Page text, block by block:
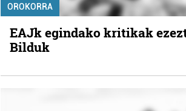
OROKORRA
EAJk egindako kritikak
Bilduk